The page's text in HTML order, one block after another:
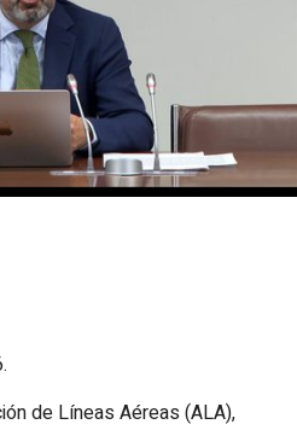
de Líneas Aéreas (ALA),